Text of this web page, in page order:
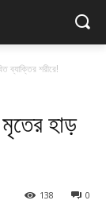
ব্যাক্তির শরীরে!
হাড়
0
138